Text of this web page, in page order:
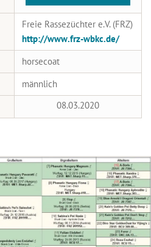
Freie Rassezüchter e.V. (FRZ)
http://www.frz-wbkc.de/
horsecoat
männlich
08.03.2020